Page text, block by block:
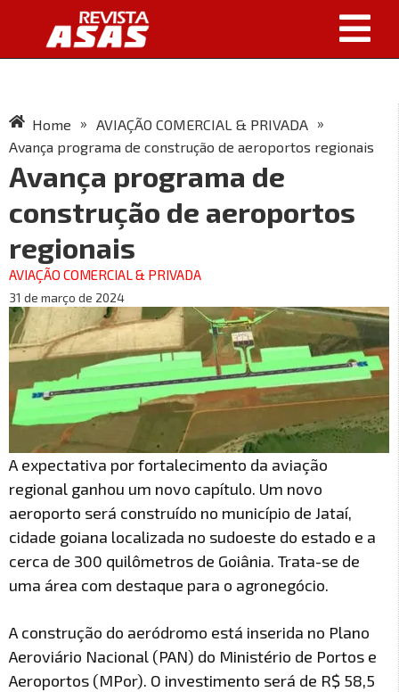
Home » AVIAÇÃO COMERCIAL & PRIVADA »
Avança programa de construção de aeroportos regionais
Avança programa de
construção de aeroportos
regionais
AVIAÇÃO COMERCIAL & PRIVADA
31 de março de 2024
A expectativa por fortalecimento da aviação
regional ganhou um novo capítulo. Um novo
aeroporto será construído no município de Jataí,
cidade goiana localizada no sudoeste do estado e a
cerca de 300 quilômetros de Goiânia. Trata-se de
uma área com destaque para o agronegócio.
A construção do aeródromo está inserida no Plano
Aeroviário Nacional (PAN) do Ministério de Portos e
Aeroportos (MPor). O investimento será de R$ 58,5